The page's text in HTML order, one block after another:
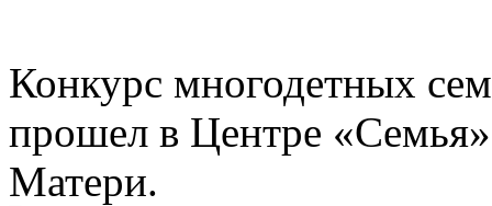
Конкурс многодетных
прошел в Центре
Матери.